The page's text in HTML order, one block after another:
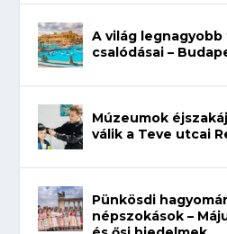
A világ
csalódásai –
Múzeumok
válik a Teve utcai
Pünkösdi
népszokások –